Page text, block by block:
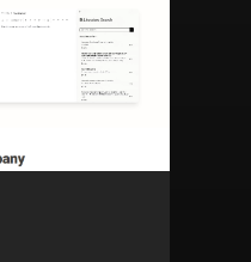
ein
in
Premium-
teilen.